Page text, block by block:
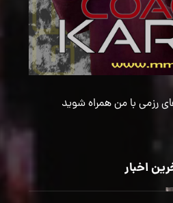
رزمی با من همراه شوید
اخبار